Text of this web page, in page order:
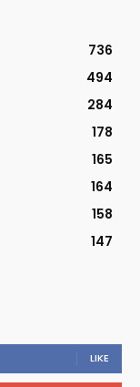
736
494
284
178
165
164
158
147
LIKE